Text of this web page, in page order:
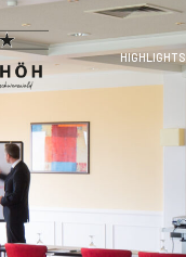
HIGHLIGHTS